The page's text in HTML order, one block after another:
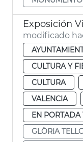
Exposición
modificado
CULTURA Y
CULTURA
VALENCIA
EN PORTADA
GLÒRIA